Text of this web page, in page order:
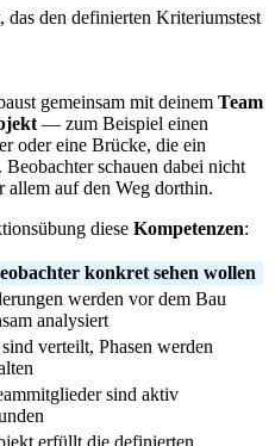
den definierten Kriteriumstest
gemeinsam mit deinem Team
— zum Beispiel einen
oder eine Brücke, die ein
schauen dabei nicht
allem auf den Weg dorthin.
diese Kompetenzen:
konkret sehen wollen
werden vor dem Bau
analysiert
verteilt, Phasen werden
sind aktiv
erfüllt die definierten